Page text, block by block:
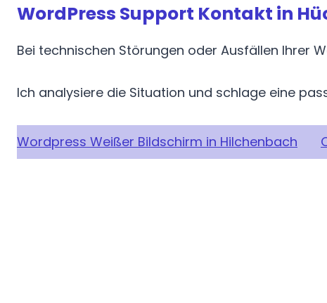
WordPress Support Kontakt in
Bei technischen Störungen oder Ausfällen Ihrer
Ich analysiere die Situation und schlage eine
Wordpress Weißer Bildschirm in Hilchenbach